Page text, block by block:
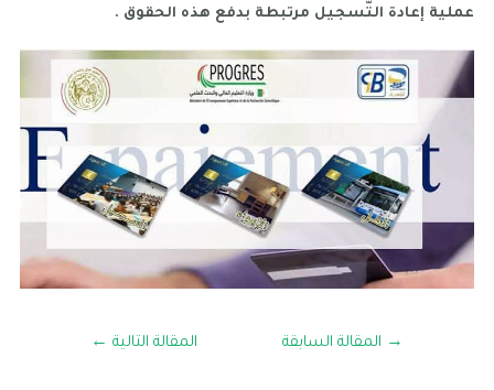
عملية إعادة التّسجيل مرتبطة بدفع هذه الحقوق .
→ المقالة السابقة المقالة التالية ←